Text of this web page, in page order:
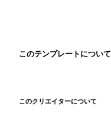
このテンプレートについて
このクリエイターについて